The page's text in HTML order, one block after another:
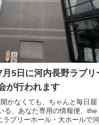
月5日に河内長野ラブリ
が行われます
かなくても、ちゃんと毎日届
る、あなた専用の情報便、the
ラブリーホール・大ホールで